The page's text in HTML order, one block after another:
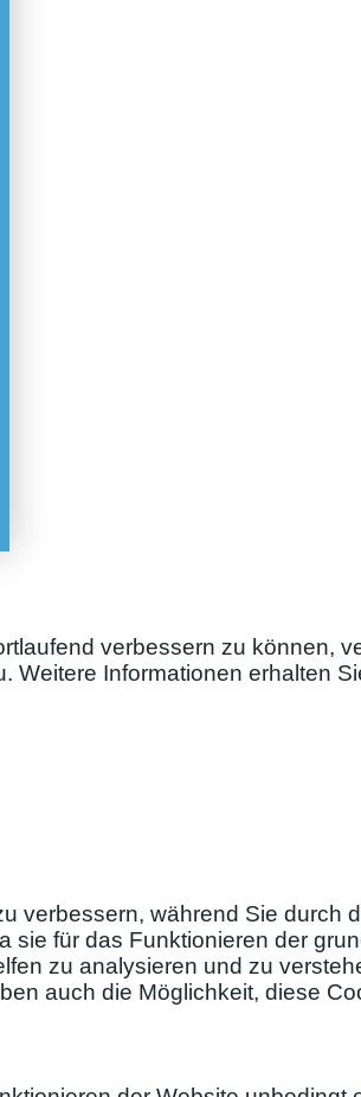
verbessern zu können,
Weitere Informationen erhalten
verbessern, während Sie durch
für das Funktionieren der
zu analysieren und zu
auch die Möglichkeit, diese